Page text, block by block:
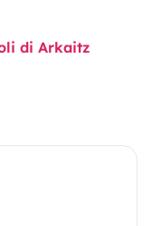
di Arkaitz